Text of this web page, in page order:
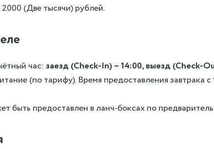
(Две тысячи) рублей.
час:заезд (Check-In) – 14:00, выезд (Check-
(по тарифу). Время предоставления завтрака
быть предоставлен в ланч-боксах по